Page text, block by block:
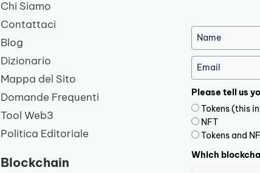
Chi Siamo
Contattaci
Blog
Dizionario
Mappa del Sito
Domande Frequenti
Tool Web3
Politica Editoriale
Blockchain
Please tell us
Tokens (this
NFT
Tokens and
Which